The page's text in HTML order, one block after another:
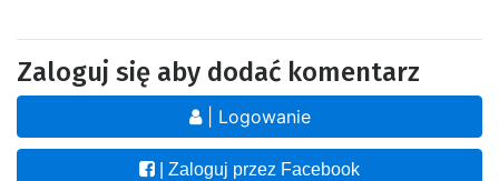
Zaloguj się aby dodać komentarz
| Logowanie
| Zaloguj przez Facebook